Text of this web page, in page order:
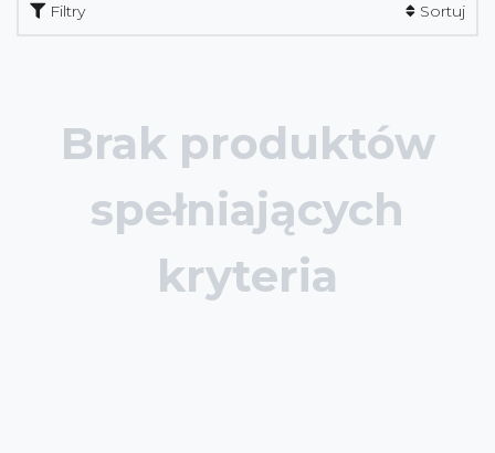
Filtry Sortuj
Brak produktów
spełniających
kryteria